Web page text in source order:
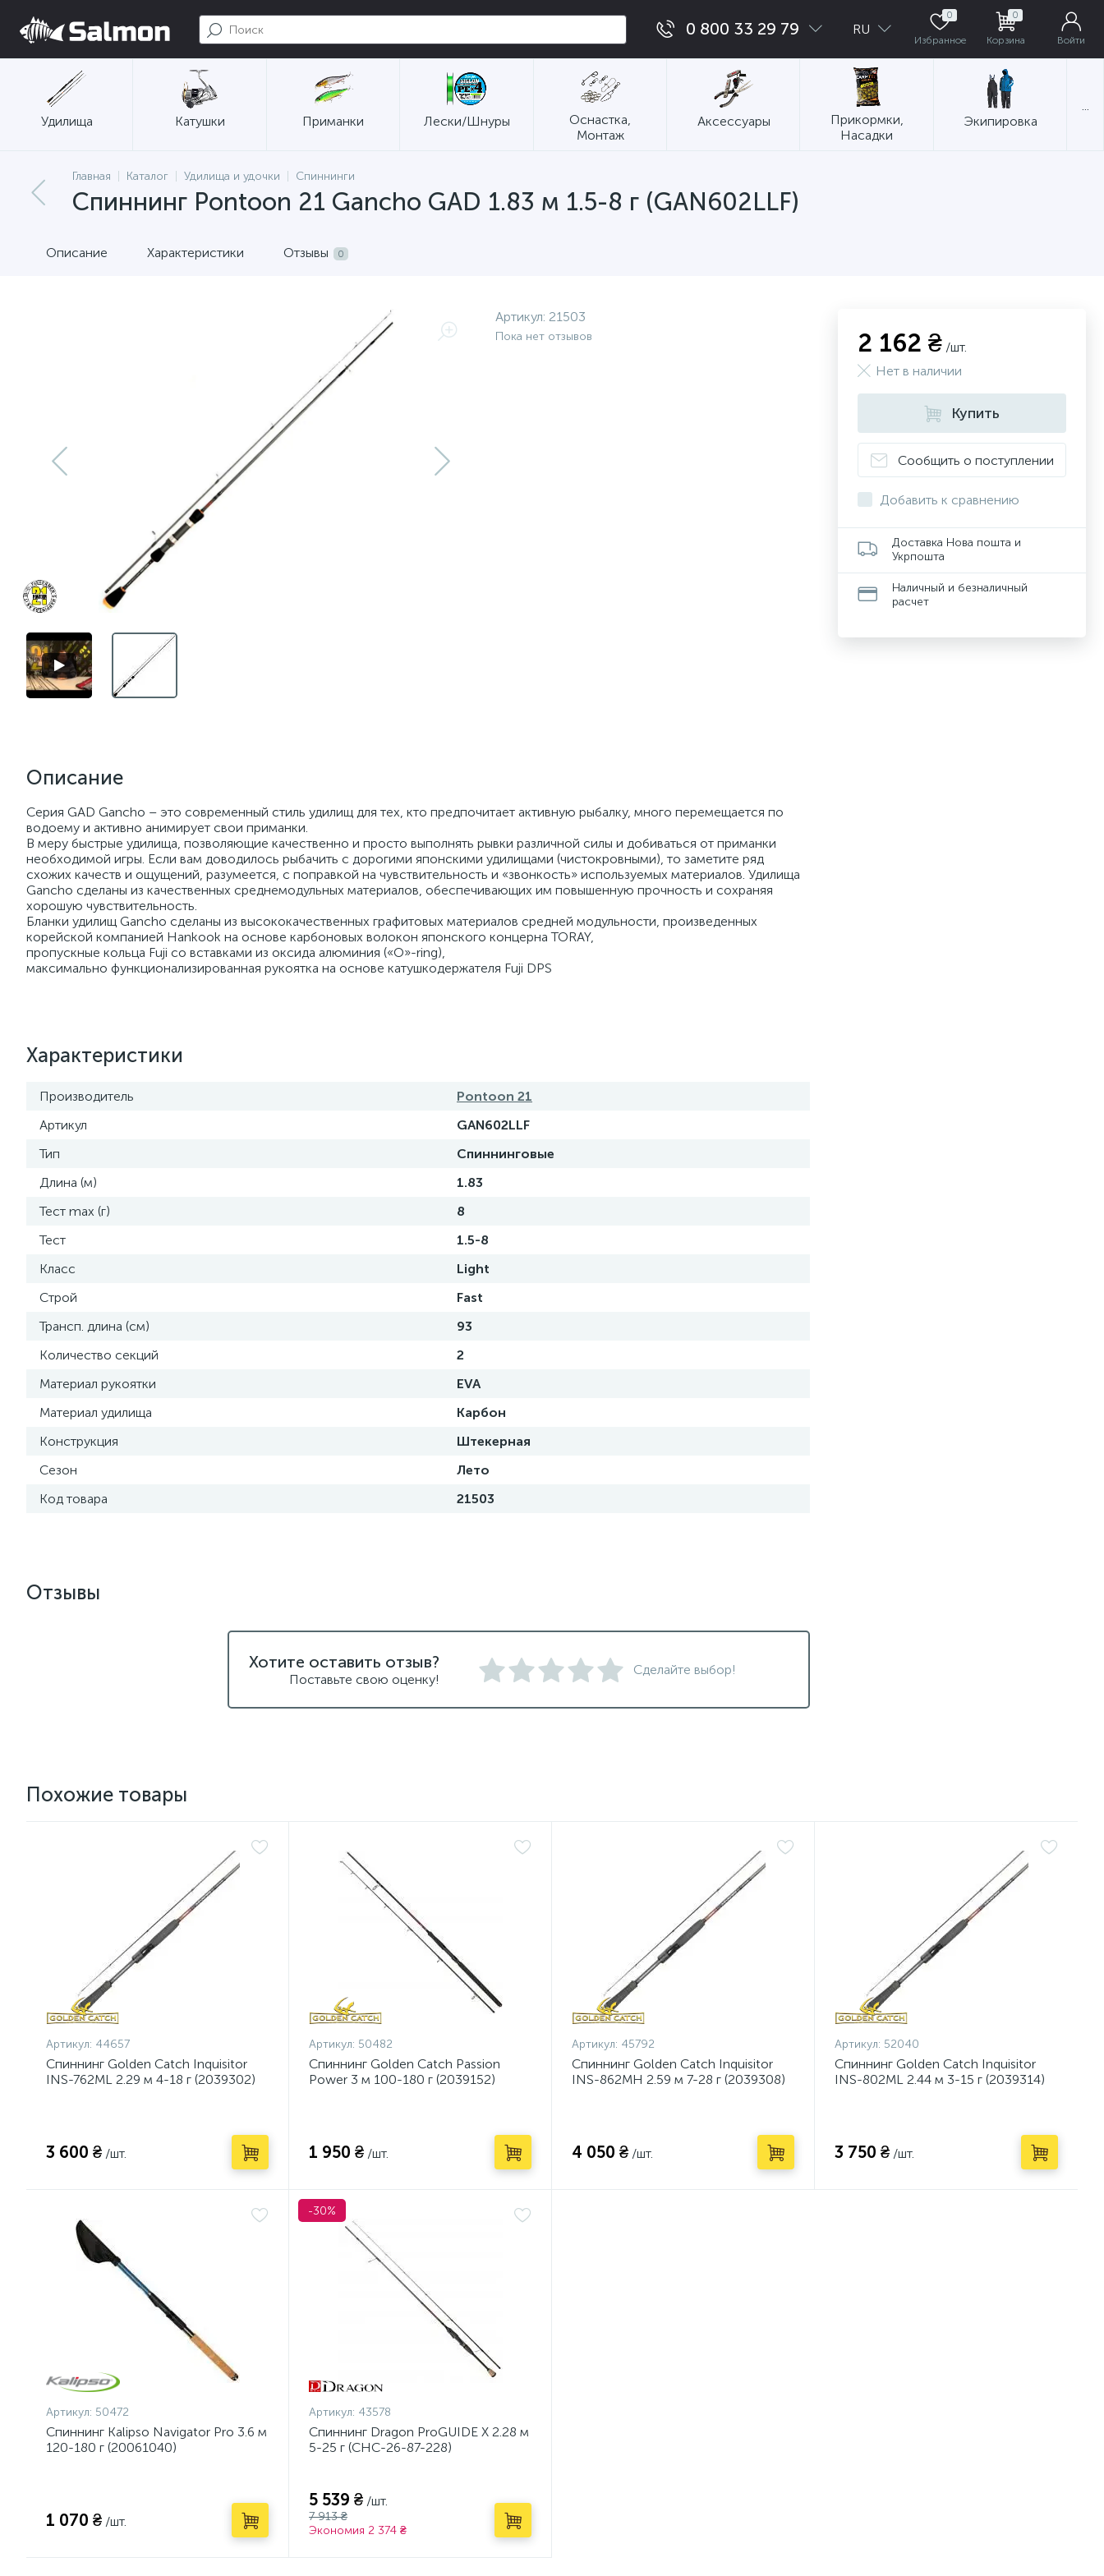
0 800 33 29 79 RU
0
Избранное
0
Корзина Войти
Удилища Катушки Приманки Лески/Шнуры
Оснастка,
Монтаж
Аксессуары
Прикормки,
Насадки
Экипировка
Главная Каталог Удилища и удочки Спиннинги
Спиннинг Pontoon 21 Gancho GAD 1.83 м 1.5-8 г (GAN602LLF)
Описание Характеристики Отзывы 0
Артикул: 21503
Пока нет отзывов
Описание
Серия GAD Gancho – это современный стиль удилищ для тех, кто предпочитает активную рыбалку, много перемещается по
водоему и активно анимирует свои приманки.
В меру быстрые удилища, позволяющие качественно и просто выполнять рывки различной силы и добиваться от приманки
необходимой игры. Если вам доводилось рыбачить с дорогими японскими удилищами (чистокровными), то заметите ряд
схожих качеств и ощущений, разумеется, с поправкой на чувствительность и «звонкость» используемых материалов. Удилища
Gancho сделаны из качественных среднемодульных материалов, обеспечивающих им повышенную прочность и сохраняя
хорошую чувствительность.
Бланки удилищ Gancho сделаны из высококачественных графитовых материалов средней модульности, произведенных
корейской компанией Hankook на основе карбоновых волокон японского концерна TORAY,
пропускные кольца Fuji со вставками из оксида алюминия («О»-ring),
максимально функционализированная рукоятка на основе катушкодержателя Fuji DPS
Характеристики
Производитель
Pontoon 21
Артикул
GAN602LLF
Тип
Спиннинговые
Длина (м)
1.83
Тест max (г)
8
Тест
1.5-8
Класс
Light
Строй
Fast
Трансп. длина (см)
93
Количество секций
2
Материал рукоятки
EVA
Материал удилища
Карбон
Конструкция
Штекерная
Сезон
Лето
Код товара
21503
2 162 ₴ /шт.
Нет в наличии
Купить
Сообщить о поступлении
Добавить к сравнению
Доставка Нова пошта и
Укрпошта
Наличный и безналичный
расчет
Отзывы
Хотите оставить отзыв?
Поставьте свою оценку!
Сделайте выбор!
Похожие товары
Артикул: 44657
Спиннинг Golden Catch Inquisitor
INS-762ML 2.29 м 4-18 г (2039302)
3 600 ₴ /шт.
Артикул: 50482
Спиннинг Golden Catch Passion
Power 3 м 100-180 г (2039152)
1 950 ₴ /шт.
Артикул: 45792
Спиннинг Golden Catch Inquisitor
INS-862MH 2.59 м 7-28 г (2039308)
4 050 ₴ /шт.
Артикул: 52040
Спиннинг Golden Catch Inquisitor
INS-802ML 2.44 м 3-15 г (2039314)
3 750 ₴ /шт.
Артикул: 50472
Спиннинг Kalipso Navigator Pro 3.6 м
120-180 г (20061040)
1 070 ₴ /шт.
-30%
Артикул: 43578
Спиннинг Dragon ProGUIDE X 2.28 м
5-25 г (CHC-26-87-228)
5 539 ₴ /шт.
7 913 ₴
Экономия 2 374 ₴